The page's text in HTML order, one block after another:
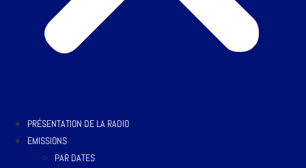
PRÉSENTATION DE LA RADIO
EMISSIONS
PAR DATES